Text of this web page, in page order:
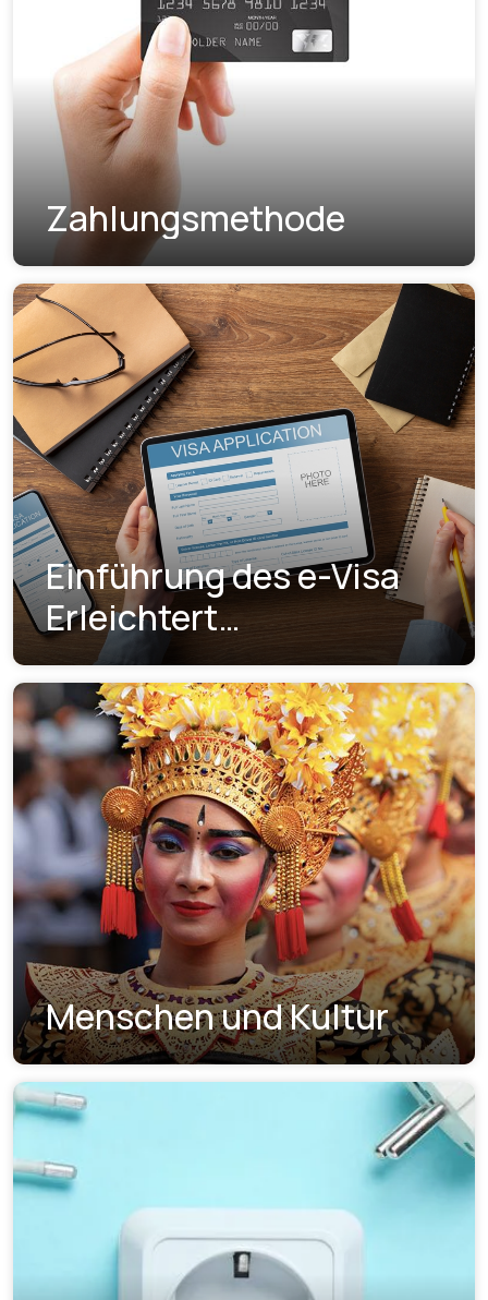
Zahlungsmethode
Einführung des e-Visa
Erleichtert
Visumbeantragungen
Menschen und Kultur